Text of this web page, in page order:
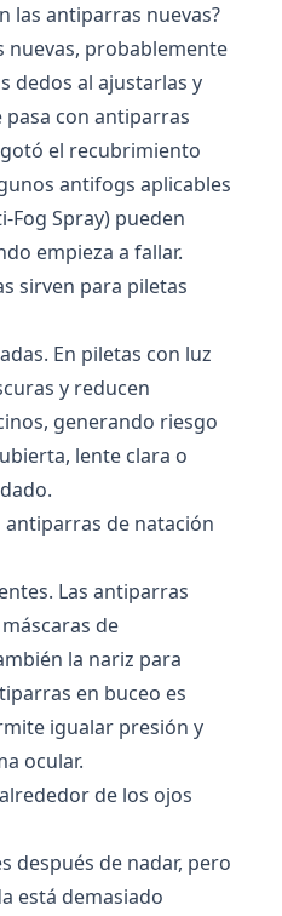
las antiparras nuevas?
nuevas, probablemente
dedos al ajustarlas y
con antiparras
el recubrimiento
antifogs aplicables
Fog Spray) pueden
empieza a fallar.
sirven para piletas
En piletas con luz
y reducen
generando riesgo
lente clara o
antiparras de natación
Las antiparras
de
la nariz para
en buceo es
igualar presión y
ocular.
de los ojos
después de nadar, pero
está demasiado